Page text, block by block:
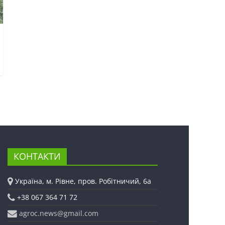
КОНТАКТИ
Україна, м. Рівне, пров. Робітничий, 6а
+38 067 364 71 72
agroc.news@gmail.com